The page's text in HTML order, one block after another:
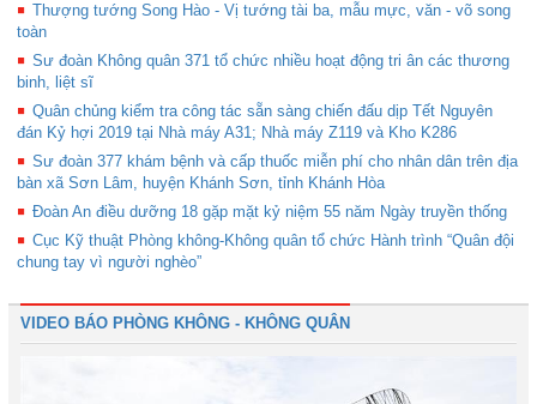
Thượng tướng Song Hào - Vị tướng tài ba, mẫu mực, văn - võ song
toàn
Sư đoàn Không quân 371 tổ chức nhiều hoạt động tri ân các thương
binh, liệt sĩ
Quân chủng kiểm tra công tác sẵn sàng chiến đấu dịp Tết Nguyên
đán Kỷ hợi 2019 tại Nhà máy A31; Nhà máy Z119 và Kho K286
Sư đoàn 377 khám bệnh và cấp thuốc miễn phí cho nhân dân trên địa
bàn xã Sơn Lâm, huyện Khánh Sơn, tỉnh Khánh Hòa
Đoàn An điều dưỡng 18 gặp mặt kỷ niệm 55 năm Ngày truyền thống
Cục Kỹ thuật Phòng không-Không quân tổ chức Hành trình “Quân đội
chung tay vì người nghèo”
VIDEO BÁO PHÒNG KHÔNG - KHÔNG QUÂN